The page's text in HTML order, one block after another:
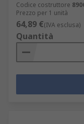
Codice costruttore
Prezzo per 1 unità
64,89 €(IVA esclusa)
Quantità